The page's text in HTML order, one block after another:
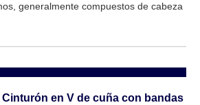
generalmente compuestos de cabeza
Cinturón en V de cuña con bandas